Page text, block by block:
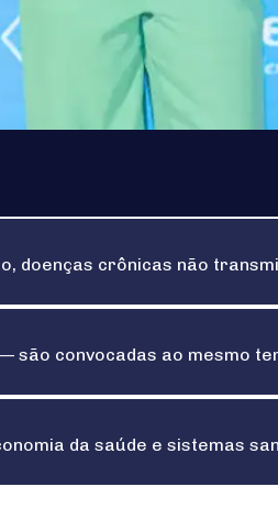
crônicas não
convocadas ao mesmo
da saúde e sistemas